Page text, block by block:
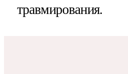
травмирования.